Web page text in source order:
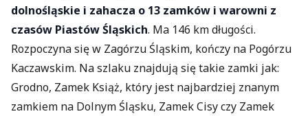
dolnośląskie i zahacza o 13 zamków i warowni z
czasów Piastów Śląskich. Ma 146 km długości.
Rozpoczyna się w Zagórzu Śląskim, kończy na Pogórzu
Kaczawskim. Na szlaku znajdują się takie zamki jak:
Grodno, Zamek Książ, który jest najbardziej znanym
zamkiem na Dolnym Śląsku, Zamek Cisy czy Zamek